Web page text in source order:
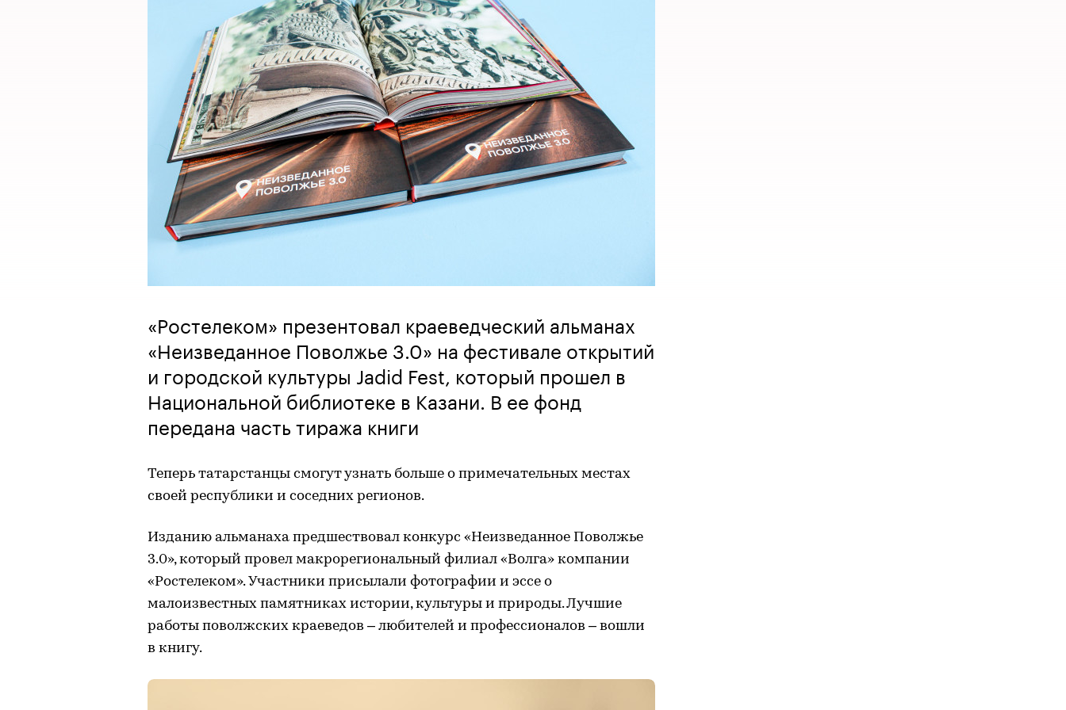
«Ростелеком» презентовал краеведческий альманах
«Неизведанное Поволжье 3.0» на фестивале открытий
и городской культуры Jadid Fest, который прошел в
Национальной библиотеке в Казани. В ее фонд
передана часть тиража книги
Теперь татарстанцы смогут узнать больше о примечательных местах
своей республики и соседних регионов.
Изданию альманаха предшествовал конкурс «Неизведанное Поволжье
3.0», который провел макрорегиональный филиал «Волга» компании
«Ростелеком». Участники присылали фотографии и эссе о
малоизвестных памятниках истории, культуры и природы. Лучшие
работы поволжских краеведов – любителей и профессионалов – вошли
в книгу.